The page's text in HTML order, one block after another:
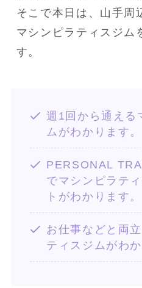
そこで本日は、山手周
マシンピラティスジム
す。
週1回から通える
ムがわかります。
PERSONAL
でマシンピラテ
トがわかります。
お仕事などと両
ティスジムがわか